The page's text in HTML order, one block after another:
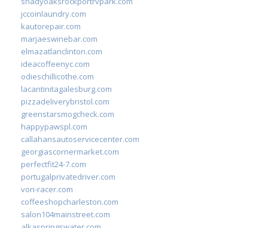
jccoinlaundry.com
kautorepair.com
marjaeswinebar.com
elmazatlanclinton.com
ideacoffeenyc.com
odieschillicothe.com
lacantinitagalesburg.com
pizzadeliverybristol.com
greenstarsmogcheck.com
happypawspl.com
callahansautoservicecenter.com
georgiascornermarket.com
perfectfit24-7.com
portugalprivatedriver.com
von-racer.com
coffeeshopcharleston.com
salon104mainstreet.com